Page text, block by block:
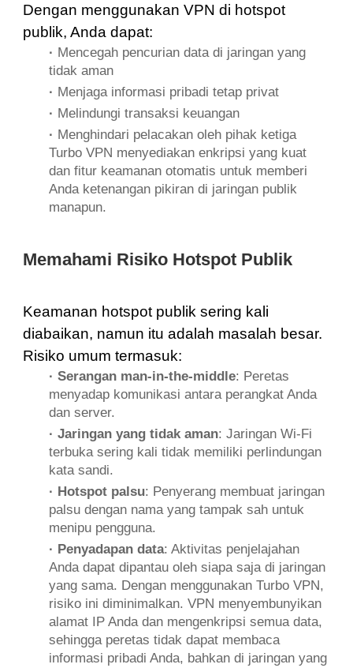
Dengan menggunakan VPN di hotspot
publik, Anda dapat:
· Mencegah pencurian data di jaringan yang
tidak aman
· Menjaga informasi pribadi tetap privat
· Melindungi transaksi keuangan
· Menghindari pelacakan oleh pihak ketiga
Turbo VPN menyediakan enkripsi yang kuat
dan fitur keamanan otomatis untuk memberi
Anda ketenangan pikiran di jaringan publik
manapun.
Memahami Risiko Hotspot Publik
Keamanan hotspot publik sering kali
diabaikan, namun itu adalah masalah besar.
Risiko umum termasuk:
· Serangan man-in-the-middle: Peretas
menyadap komunikasi antara perangkat Anda
dan server.
· Jaringan yang tidak aman: Jaringan Wi-Fi
terbuka sering kali tidak memiliki perlindungan
kata sandi.
· Hotspot palsu: Penyerang membuat jaringan
palsu dengan nama yang tampak sah untuk
menipu pengguna.
· Penyadapan data: Aktivitas penjelajahan
Anda dapat dipantau oleh siapa saja di jaringan
yang sama. Dengan menggunakan Turbo VPN,
risiko ini diminimalkan. VPN menyembunyikan
alamat IP Anda dan mengenkripsi semua data,
sehingga peretas tidak dapat membaca
informasi pribadi Anda, bahkan di jaringan yang